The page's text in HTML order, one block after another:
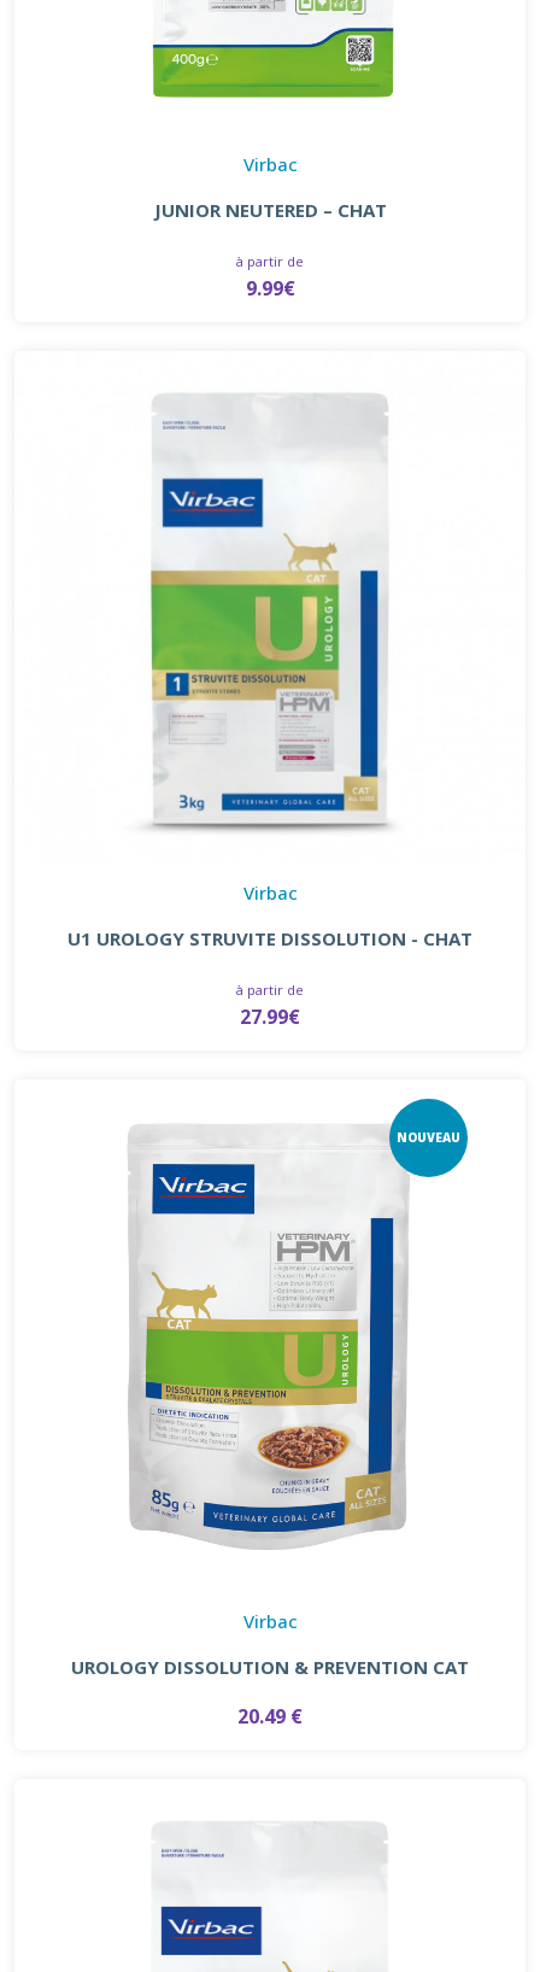
Virbac
JUNIOR NEUTERED – CHAT
à partir de
9.99€
Virbac
U1 UROLOGY STRUVITE DISSOLUTION - CHAT
à partir de
27.99€
NOUVEAU
Virbac
UROLOGY DISSOLUTION & PREVENTION CAT
20.49 €